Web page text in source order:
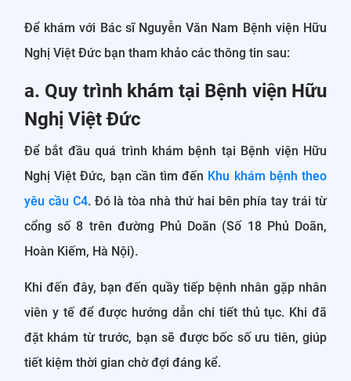
Để khám với Bác sĩ Nguyễn Văn Nam Bệnh viện Hữu
Nghị Việt Đức bạn tham khảo các thông tin sau:
a. Quy trình khám tại Bệnh viện Hữu
Nghị Việt Đức
Để bắt đầu quá trình khám bệnh tại Bệnh viện Hữu
Nghị Việt Đức, bạn cần tìm đến Khu khám bệnh theo
yêu cầu C4. Đó là tòa nhà thứ hai bên phía tay trái từ
cổng số 8 trên đường Phủ Doãn (Số 18 Phủ Doãn,
Hoàn Kiếm, Hà Nội).
Khi đến đây, bạn đến quầy tiếp bệnh nhân gặp nhân
viên y tế để được hướng dẫn chi tiết thủ tục. Khi đã
đặt khám từ trước, bạn sẽ được bốc số ưu tiên, giúp
tiết kiệm thời gian chờ đợi đáng kể.